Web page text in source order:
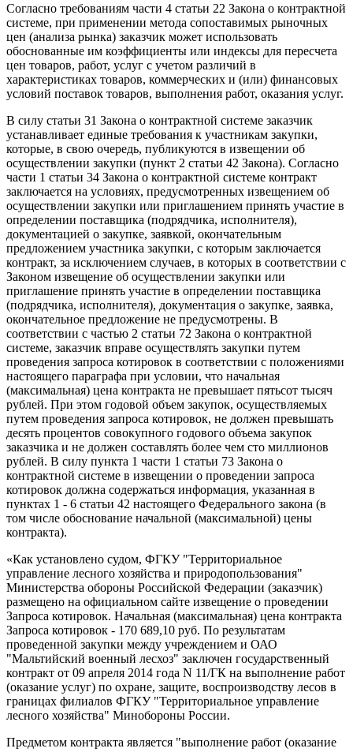
Согласно требованиям части 4 статьи 22 Закона о контрактной
системе, при применении метода сопоставимых рыночных
цен (анализа рынка) заказчик может использовать
обоснованные им коэффициенты или индексы для пересчета
цен товаров, работ, услуг с учетом различий в
характеристиках товаров, коммерческих и (или) финансовых
условий поставок товаров, выполнения работ, оказания услуг.
В силу статьи 31 Закона о контрактной системе заказчик
устанавливает единые требования к участникам закупки,
которые, в свою очередь, публикуются в извещении об
осуществлении закупки (пункт 2 статьи 42 Закона). Согласно
части 1 статьи 34 Закона о контрактной системе контракт
заключается на условиях, предусмотренных извещением об
осуществлении закупки или приглашением принять участие в
определении поставщика (подрядчика, исполнителя),
документацией о закупке, заявкой, окончательным
предложением участника закупки, с которым заключается
контракт, за исключением случаев, в которых в соответствии с
Законом извещение об осуществлении закупки или
приглашение принять участие в определении поставщика
(подрядчика, исполнителя), документация о закупке, заявка,
окончательное предложение не предусмотрены. В
соответствии с частью 2 статьи 72 Закона о контрактной
системе, заказчик вправе осуществлять закупки путем
проведения запроса котировок в соответствии с положениями
настоящего параграфа при условии, что начальная
(максимальная) цена контракта не превышает пятьсот тысяч
рублей. При этом годовой объем закупок, осуществляемых
путем проведения запроса котировок, не должен превышать
десять процентов совокупного годового объема закупок
заказчика и не должен составлять более чем сто миллионов
рублей. В силу пункта 1 части 1 статьи 73 Закона о
контрактной системе в извещении о проведении запроса
котировок должна содержаться информация, указанная в
пунктах 1 - 6 статьи 42 настоящего Федерального закона (в
том числе обоснование начальной (максимальной) цены
контракта).
«Как установлено судом, ФГКУ "Территориальное
управление лесного хозяйства и природопользования"
Министерства обороны Российской Федерации (заказчик)
размещено на официальном сайте извещение о проведении
Запроса котировок. Начальная (максимальная) цена контракта
Запроса котировок - 170 689,10 руб. По результатам
проведенной закупки между учреждением и ОАО
"Мальтийский военный лесхоз" заключен государственный
контракт от 09 апреля 2014 года N 11/ГК на выполнение работ
(оказание услуг) по охране, защите, воспроизводству лесов в
границах филиалов ФГКУ "Территориальное управление
лесного хозяйства" Минобороны России.
Предметом контракта является "выполнение работ (оказание